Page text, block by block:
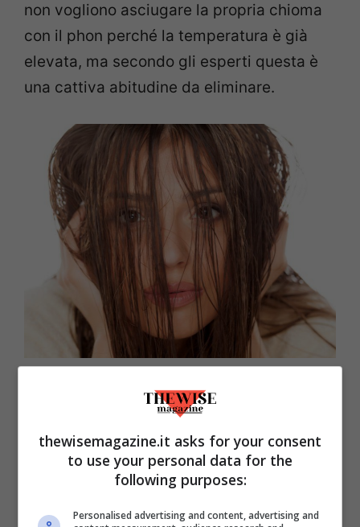
non vogliono asciugare la propria chioma
con il phon perché la temperatura è già
elevata, ma secondo gli esperti questa è
una cattiva abitudine da eliminare.
Perché andare a dormire con i capelli bagnati è pericoloso
Le conseguenze che si nascondono dietro
un gesto del genere non sono da
sottovalutare.In primis, infatti, si
avvantaggia la rottura del capelli.Questi,
thewisemagazine.it asks for your consent
to use your personal data for the
following purposes:
Personalised advertising and content, advertising and